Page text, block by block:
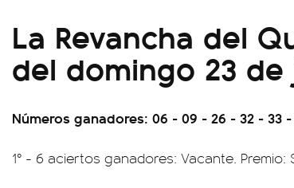
La Revancha del
del domingo 23 de
Números ganadores: 06 - 09 - 26 - 32 - 33 -
1° - 6 aciertos ganadores: Vacante. Premio: